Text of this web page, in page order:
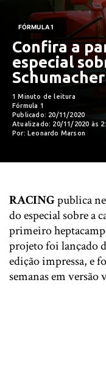
FÓRMULA 1
Confira a
especial
Schumacher
1 Minuto de leitura
Fórmula 1
Publicado: 20/11/2020
Atualizado: 20/11/2020 às
Por: Leonardo Marson
RACINGpublica
do especial sobre a
primeiro
projeto foi lançado
edição impressa, e
semanas em versão